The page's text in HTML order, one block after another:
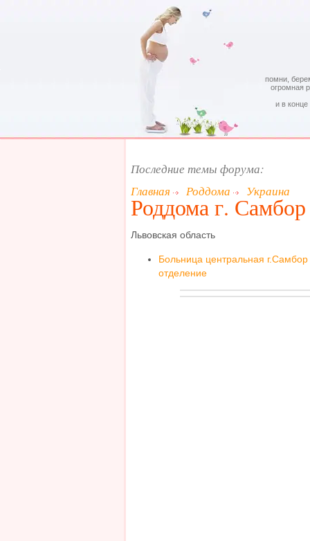
помни,
огромная
и в
Последние темы форума:
Главная
Роддома Украина
Роддома г. Самбор
Львовская область
Больница центральная
отделение